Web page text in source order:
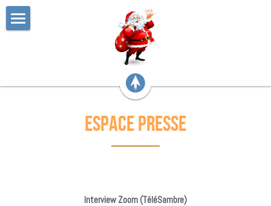
Hôpitaux bénéficiairesespace presse
Interview Zoom (TéléSambre)